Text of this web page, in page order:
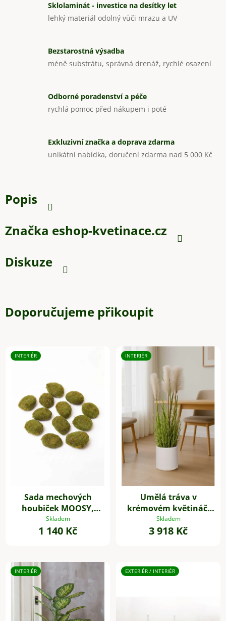
Sklolaminát - investice na desítky let
lehký materiál odolný vůči mrazu a UV
Bezstarostná výsadba
méně substrátu, správná drenáž, rychlé osazení
Odborné poradenství a péče
rychlá pomoc před nákupem i poté
Exkluzivní značka a doprava zdarma
unikátní nabídka, doručení zdarma nad 5 000 Kč
Popis
Značka eshop-kvetinace.cz
Diskuze
Doporučujeme přikoupit
INTERIÉR
Sada mechových
houbiček MOOSY,
plast, zelená
Skladem
1 140 Kč
INTERIÉR
Umělá tráva v
krémovém květináči
SECCA, plast, výška
120 cm, zelená
Skladem
3 918 Kč
INTERIÉR EXTERIÉR / INTERIÉR